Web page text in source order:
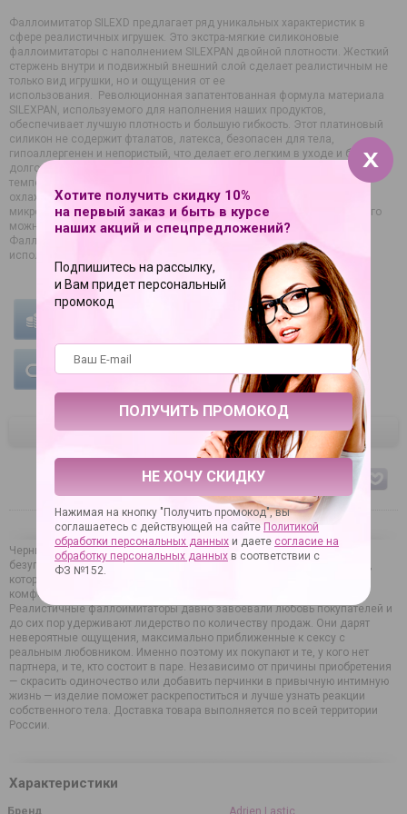
Фаллоимитатор SILEXD предлагает ряд уникальных характеристик в
сфере реалистичных игрушек. Это экстра-мягкие силиконовые
фаллоимитаторы с наполнением SILEXPAN двойной плотности. Жесткий
стержень внутри и подвижный внешний слой сделает реалистичным не
только вид игрушки, но и ощущения от ее
использования. Революционная запатентованная формула материала
SILEXPAN, используемого для наполнения наших продуктов,
обеспечивает лучшую плотность и большую гибкость. Этот платиновый
силикон не содержит фталатов, латекса, безопасен для тела,
гипоаллергенен и непористый, что делает его легким в уходе и более
долговечным. Также ваш новый секретный друг реагирует на
температуру. При нагревании становится более мягким, а при
охлаждении твердым. Для нагрева достаточно 30 секунд в
микроволновой печи или 2 минут в горячей воде. Для охлаждения его
можно положить в морозилку без ограничений по времени.
Фаллоимитатор оснащен присоской на основании и подходит для
использования без рук.
УСЛОВИЯ ДОСТАВКИ
ЦВЕТ
Черный фаллоимитатор на присоске Model 2 - 19,7 см. — игрушка
безупречного качества, обеспечивающая интенсивную стимуляцию,
которая приближает к незабываемой кульминации. Проникновение
комфортное и безопасное за счет четкой проработки формы.
Реалистичные фаллоимитаторы давно завоевали любовь покупателей и
до сих пор удерживают лидерство по количеству продаж. Они дарят
невероятные ощущения, максимально приближенные к сексу с
реальным любовником. Именно поэтому их покупают и те, у кого нет
партнера, и те, кто состоит в паре. Независимо от причины приобретения
— скрасить одиночество или добавить перчинки в привычную интимную
жизнь — изделие поможет раскрепоститься и лучше узнать реакции
собственного тела. Доставка товара выполняется по всей территории
России.
Характеристики
Бренд
Adrien Lastic
Хотите получить скидку 10%
на первый заказ и быть в курсе
наших акций и спецпредложений?
Подпишитесь на рассылку,
и Вам придет персональный
промокод
НЕ ХОЧУ СКИДКУ
Нажимая на кнопку "Получить промокод", вы
соглашаетесь с действующей на сайте Политикой
обработки персональных данных и даете согласие на
обработку персональных данных в соответствии с
ФЗ №152.